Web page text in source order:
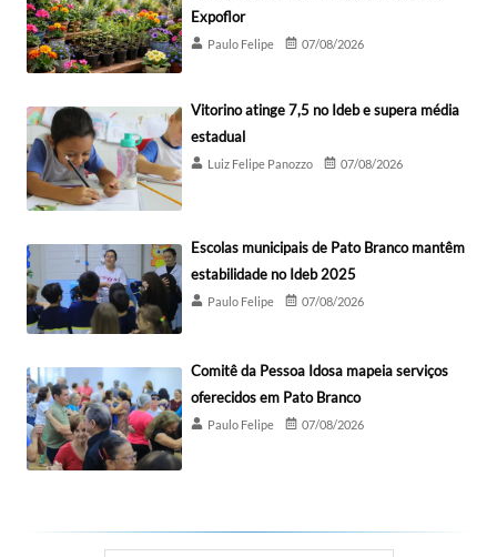
Expoflor
Paulo Felipe 07/08/2026
Vitorino atinge 7,5 no Ideb e supera média
estadual
Luiz Felipe Panozzo 07/08/2026
Escolas municipais de Pato Branco mantêm
estabilidade no Ideb 2025
Paulo Felipe 07/08/2026
Comitê da Pessoa Idosa mapeia serviços
oferecidos em Pato Branco
Paulo Felipe 07/08/2026